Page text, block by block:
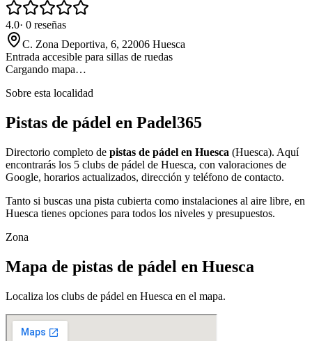
4.0· 0 reseñas
C. Zona Deportiva, 6, 22006 Huesca
Entrada accesible para sillas de ruedas
Cargando mapa…
Sobre esta localidad
Pistas de pádel en Padel365
Directorio completo de pistas de pádel en Huesca (Huesca). Aquí
encontrarás los 5 clubs de pádel de Huesca, con valoraciones de
Google, horarios actualizados, dirección y teléfono de contacto.
Tanto si buscas una pista cubierta como instalaciones al aire libre, en
Huesca tienes opciones para todos los niveles y presupuestos.
Zona
Mapa de pistas de pádel en Huesca
Localiza los clubs de pádel en Huesca en el mapa.